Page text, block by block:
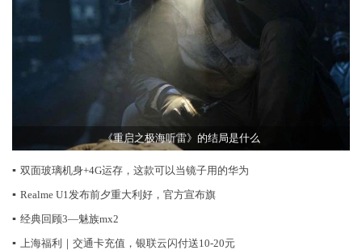
《重启之极海听雷》的结局是什么
▪ 双面玻璃机身+4G运存，这款可以当镜子用的华为
▪ Realme U1发布前夕重大利好，官方宣布旗
▪ 经典回顾3—魅族mx2
▪ 上海福利｜交通卡充值，银联云闪付送10-20元